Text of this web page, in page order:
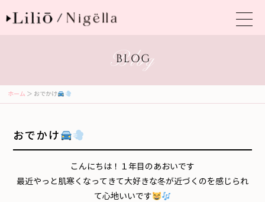
ホーム ＞ おでかけ
おでかけ
こんにちは！１年目のあおいです
最近やっと肌寒くなってきて大好きな冬が近づくのを感じられ
て心地いいです